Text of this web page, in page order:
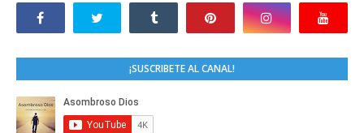
¡SUSCRIBETE AL CANAL!